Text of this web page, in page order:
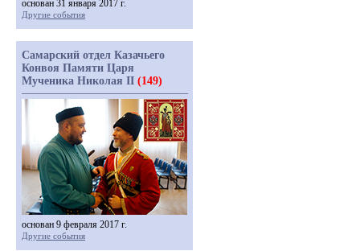
основан 31 января 2017 г.
Другие события
Самарский отдел Казачьего
Конвоя Памяти Царя
Мученика Николая II (149)
основан 9 февраля 2017 г.
Другие события